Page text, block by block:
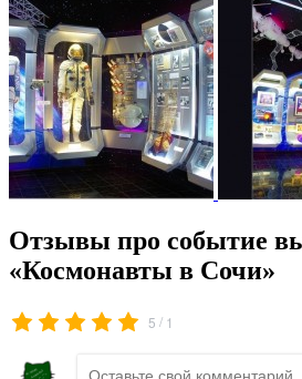
Отзывы про событие
«Космонавты в Сочи»
5 / 1